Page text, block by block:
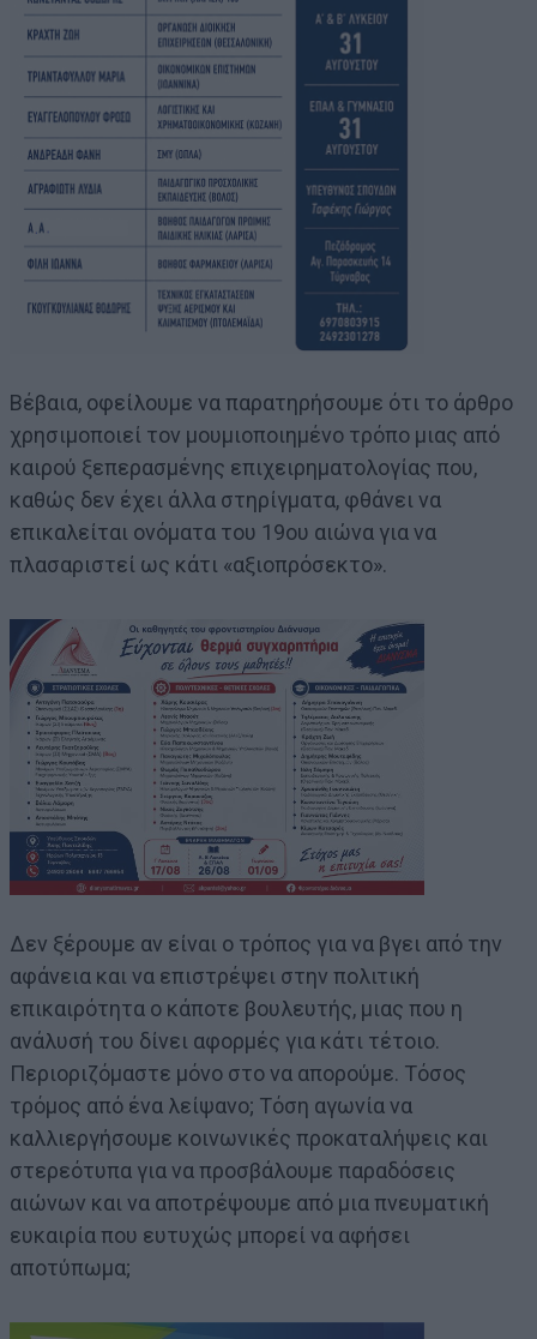
Βέβαια, οφείλουμε να παρατηρήσουμε ότι το άρθρο
χρησιμοποιεί τον μουμιοποιημένο τρόπο μιας από
καιρού ξεπερασμένης επιχειρηματολογίας που,
καθώς δεν έχει άλλα στηρίγματα, φθάνει να
επικαλείται ονόματα του 19ου αιώνα για να
πλασαριστεί ως κάτι «αξιοπρόσεκτο».
Δεν ξέρουμε αν είναι ο τρόπος για να βγει από την
αφάνεια και να επιστρέψει στην πολιτική
επικαιρότητα ο κάποτε βουλευτής, μιας που η
ανάλυσή του δίνει αφορμές για κάτι τέτοιο.
Περιοριζόμαστε μόνο στο να απορούμε. Τόσος
τρόμος από ένα λείψανο; Τόση αγωνία να
καλλιεργήσουμε κοινωνικές προκαταλήψεις και
στερεότυπα για να προσβάλουμε παραδόσεις
αιώνων και να αποτρέψουμε από μια πνευματική
ευκαιρία που ευτυχώς μπορεί να αφήσει
αποτύπωμα;